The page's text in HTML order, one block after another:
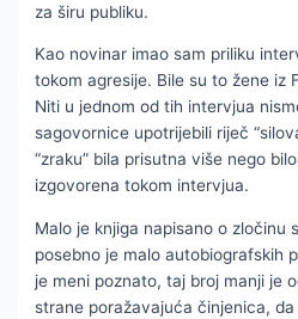
za širu publiku.
Kao novinar imao sam priliku
tokom agresije. Bile su to žene iz
Niti u jednom od tih intervjua
sagovornice upotrijebili riječ
“zraku” bila prisutna više nego
izgovorena tokom intervjua.
Malo je knjiga napisano o zločinu
posebno je malo autobiografskih
je meni poznato, taj broj manji je
strane poražavajuća činjenica,